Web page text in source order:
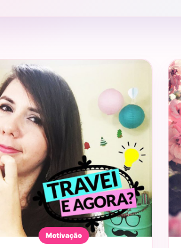
Motivação